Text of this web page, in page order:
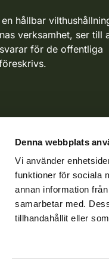
Denna webbplats
Vi använder
funktioner för sociala
annan information
samarbetar med.
tillhandahållit eller
hållbar
verksamhet, ser till
för de offentliga